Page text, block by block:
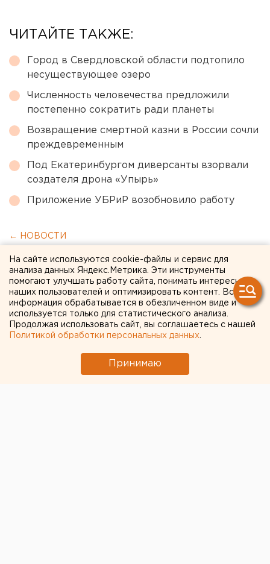
ЧИТАЙТЕ ТАКЖЕ:
Город в Свердловской области подтопило
несуществующее озеро
Численность человечества предложили
постепенно сократить ради планеты
Возвращение смертной казни в России сочли
преждевременным
Под Екатеринбургом диверсанты взорвали
создателя дрона «Упырь»
Приложение УБРиР возобновило работу
← НОВОСТИ
10 ИЮЛЯ 2020 В 13:31
ЕАНовости
«Надеемся на Божью
помощь»: в епархии
Екатеринбурга рассказали,
как будут спасать
На сайте используются cookie-файлы и сервис для
анализа данных Яндекс.Метрика. Эти инструменты
помогают улучшать работу сайта, понимать интересы
наших пользователей и оптимизировать контент. Вся
информация обрабатывается в обезличенном виде и
используется только для статистического анализа.
Продолжая использовать сайт, вы соглашаетесь с нашей
Политикой обработки персональных данных
Принимаю